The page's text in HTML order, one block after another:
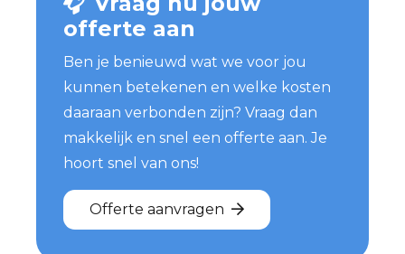
offerte aan
Ben je benieuwd wat we voor jou
kunnen betekenen en welke kosten
daaraan verbonden zijn? Vraag dan
makkelijk en snel een offerte aan. Je
hoort snel van ons!
Offerte aanvragen